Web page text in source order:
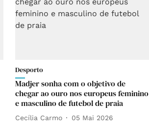
Desporto
Madjer sonha com o objetivo de
chegar ao ouro nos europeus feminino
e masculino de futebol de praia
Cecília Carmo 05 Mai 2026